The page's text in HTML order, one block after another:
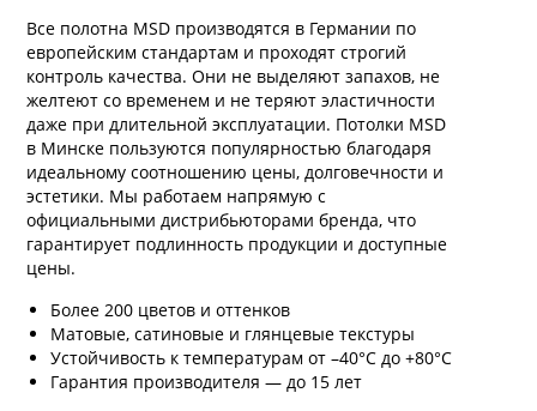
Все полотна MSD производятся в Германии по
европейским стандартам и проходят строгий
контроль качества. Они не выделяют запахов, не
желтеют со временем и не теряют эластичности
даже при длительной эксплуатации. Потолки MSD
в Минске пользуются популярностью благодаря
идеальному соотношению цены, долговечности и
эстетики. Мы работаем напрямую с
официальными дистрибьюторами бренда, что
гарантирует подлинность продукции и доступные
цены.
Более 200 цветов и оттенков
Матовые, сатиновые и глянцевые текстуры
Устойчивость к температурам от –40°C до +80°C
Гарантия производителя — до 15 лет